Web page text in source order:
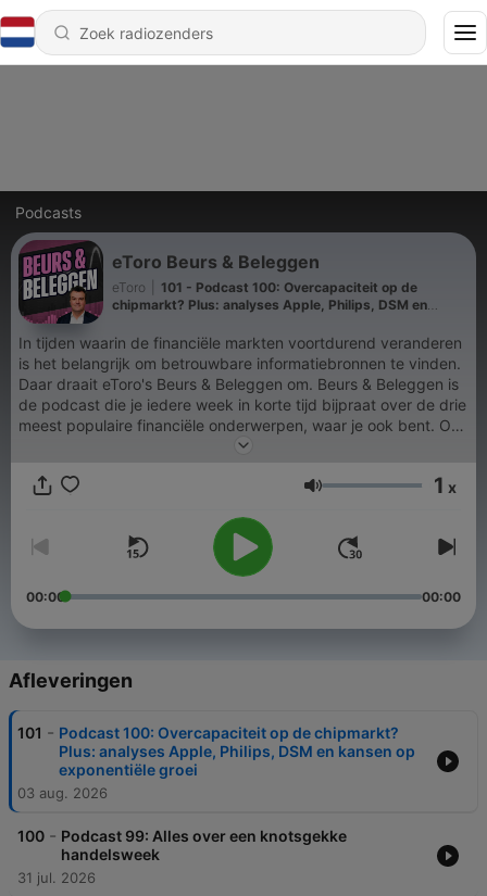
Podcasts
eToro Beurs & Beleggen
eToro
101 - Podcast 100: Overcapaciteit op de
chipmarkt? Plus: analyses Apple, Philips, DSM en
In tijden waarin de financiële markten voortdurend veranderen
is het belangrijk om betrouwbare informatiebronnen te vinden.
Daar draait eToro's Beurs & Beleggen om. Beurs & Beleggen is
de podcast die je iedere week in korte tijd bijpraat over de drie
meest populaire financiële onderwerpen, waar je ook bent. Op
weg naar je werk, in de sportschool, waar en wanneer je maar
Volume 1 x
00:00 00:00
Afleveringen
101 - Podcast 100: Overcapaciteit op de chipmarkt?
Plus: analyses Apple, Philips, DSM en kansen op
exponentiële groei
03 aug. 2026
100 - Podcast 99: Alles over een knotsgekke
handelsweek
31 jul. 2026